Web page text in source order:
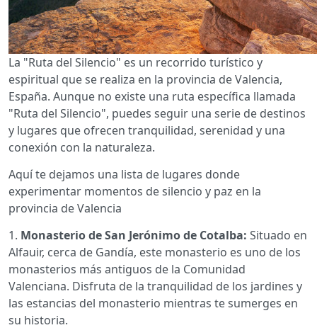
La "Ruta del Silencio" es un recorrido turístico y
espiritual que se realiza en la provincia de Valencia,
España. Aunque no existe una ruta específica llamada
"Ruta del Silencio", puedes seguir una serie de destinos
y lugares que ofrecen tranquilidad, serenidad y una
conexión con la naturaleza.
Aquí te dejamos una lista de lugares donde
experimentar momentos de silencio y paz en la
provincia de Valencia
1. Monasterio de San Jerónimo de Cotalba: Situado en
Alfauir, cerca de Gandía, este monasterio es uno de los
monasterios más antiguos de la Comunidad
Valenciana. Disfruta de la tranquilidad de los jardines y
las estancias del monasterio mientras te sumerges en
su historia.